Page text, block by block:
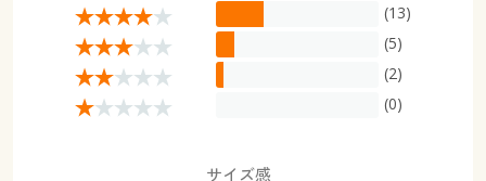
(13)
(5)
(2)
(0)
サイズ感